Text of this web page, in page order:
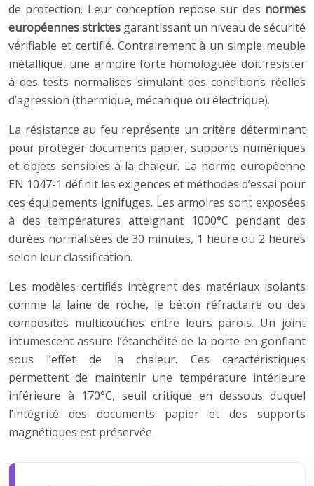
de protection. Leur conception repose sur des normes
européennes strictes garantissant un niveau de sécurité
vérifiable et certifié. Contrairement à un simple meuble
métallique, une armoire forte homologuée doit résister
à des tests normalisés simulant des conditions réelles
d’agression (thermique, mécanique ou électrique).
La résistance au feu représente un critère déterminant
pour protéger documents papier, supports numériques
et objets sensibles à la chaleur. La norme européenne
EN 1047-1 définit les exigences et méthodes d’essai pour
ces équipements ignifuges. Les armoires sont exposées
à des températures atteignant 1000°C pendant des
durées normalisées de 30 minutes, 1 heure ou 2 heures
selon leur classification.
Les modèles certifiés intègrent des matériaux isolants
comme la laine de roche, le béton réfractaire ou des
composites multicouches entre leurs parois. Un joint
intumescent assure l’étanchéité de la porte en gonflant
sous l’effet de la chaleur. Ces caractéristiques
permettent de maintenir une température intérieure
inférieure à 170°C, seuil critique en dessous duquel
l’intégrité des documents papier et des supports
magnétiques est préservée.